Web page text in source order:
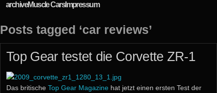
archiveMuscle CarsImpressum
Posts tagged ‘car reviews’
Top Gear testet die Corvette ZR-1
Das britische Top Gear Magazine hat jetzt einen ersten Test der